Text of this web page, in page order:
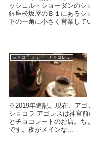
ッシェル・ショーダンのシ
銀座松坂屋のＢ１にあるシ
下の一角に小さく営業して
ショコラトリー チョコレートブランド
※2019年追記。現在、ア
ショコラ アゴレスは神宮
とチョコレートのお店。
です。夜がメインな...